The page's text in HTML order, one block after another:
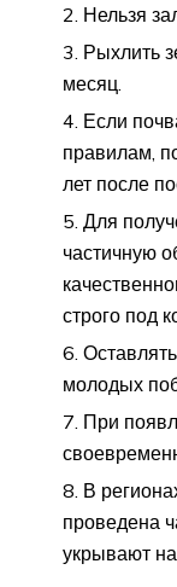
Нельзя
Рыхлить
месяц.
Если
правилам,
лет после
Для
частичную
строго под
молодых
При
В
проведена
укрывают на